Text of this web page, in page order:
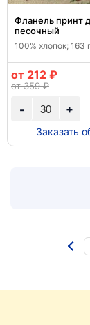
Фланель принт
песочный
100% хлопок; 163
+
-
от 212 ₽
от 359 ₽
Заказать